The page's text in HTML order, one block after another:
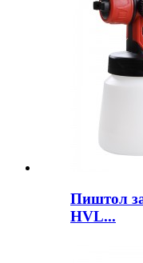
Пиштол
HVL...